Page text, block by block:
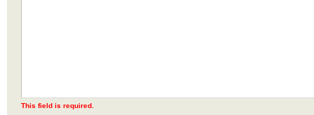
This field is required.